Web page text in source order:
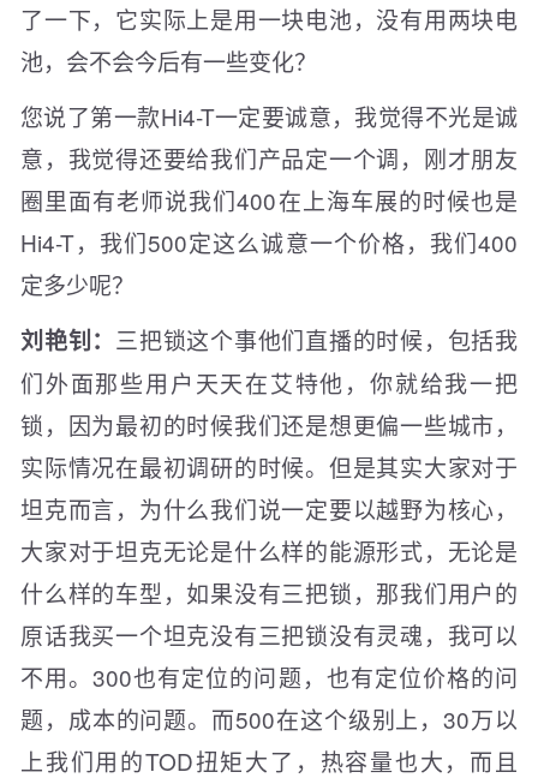
了一下，它实际上是用一块电池，没有用两块电
池，会不会今后有一些变化？
您说了第一款Hi4-T一定要诚意，我觉得不光是诚
意，我觉得还要给我们产品定一个调，刚才朋友
圈里面有老师说我们400在上海车展的时候也是
Hi4-T，我们500定这么诚意一个价格，我们400
定多少呢？
刘艳钊： 三把锁这个事他们直播的时候，包括我
们外面那些用户天天在艾特他，你就给我一把
锁，因为最初的时候我们还是想更偏一些城市，
实际情况在最初调研的时候。但是其实大家对于
坦克而言，为什么我们说一定要以越野为核心，
大家对于坦克无论是什么样的能源形式，无论是
什么样的车型，如果没有三把锁，那我们用户的
原话我买一个坦克没有三把锁没有灵魂，我可以
不用。300也有定位的问题，也有定位价格的问
题，成本的问题。而500在这个级别上，30万以
上我们用的TOD扭矩大了，热容量也大，而且